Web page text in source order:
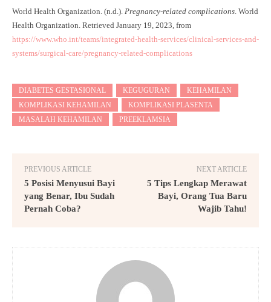
World Health Organization. (n.d.). Pregnancy-related complications. World
Health Organization. Retrieved January 19, 2023, from
https://www.who.int/teams/integrated-health-services/clinical-services-and-
systems/surgical-care/pregnancy-related-complications
DIABETES GESTASIONAL KEGUGURAN
KEHAMILAN
KOMPLIKASI KEHAMILAN
KOMPLIKASI PLASENTA
MASALAH KEHAMILAN
PREEKLAMSIA
PREVIOUS ARTICLE
5 Posisi Menyusui Bayi
yang Benar, Ibu Sudah
Pernah Coba?
NEXT ARTICLE
5 Tips Lengkap Merawat
Bayi, Orang Tua Baru
Wajib Tahu!